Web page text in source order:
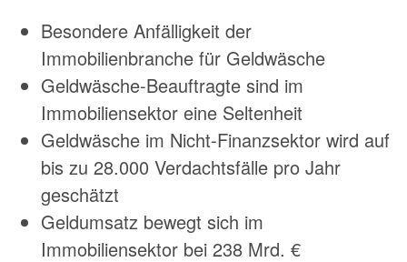
Besondere Anfälligkeit der
Immobilienbranche für Geldwäsche
Geldwäsche-Beauftragte sind im
Immobiliensektor eine Seltenheit
Geldwäsche im Nicht-Finanzsektor wird auf
bis zu 28.000 Verdachtsfälle pro Jahr
geschätzt
Geldumsatz bewegt sich im
Immobiliensektor bei 238 Mrd. €